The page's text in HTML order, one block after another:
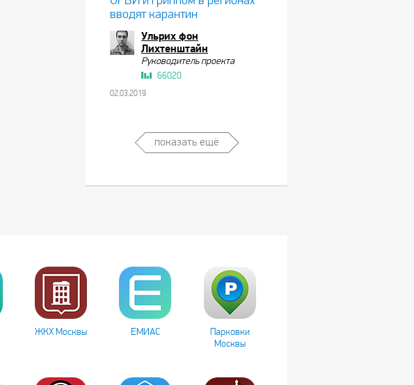
вводят карантин
Ульрих фон
Лихтенштайн
Руководитель проекта
66020
02.03.2019
показать ещё
ЖКХ Москвы ЕМИАС
Парковки
Москвы